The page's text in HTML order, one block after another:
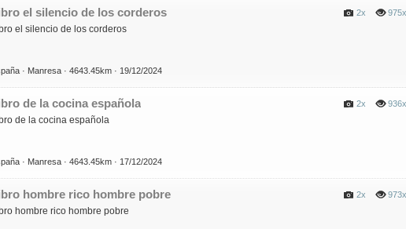
el silencio de los corderos 975x
2x
el silencio de los corderos
· Manresa · 4643.45km · 19/12/2024
de la cocina española 936x
2x
de la cocina española
· Manresa · 4643.45km · 17/12/2024
hombre rico hombre pobre 973x
2x
hombre rico hombre pobre